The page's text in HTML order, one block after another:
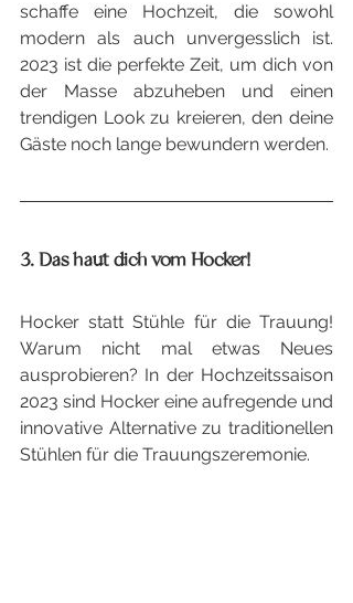
schaffe eine Hochzeit, die sowohl
modern als auch unvergesslich ist.
2023 ist die perfekte Zeit, um dich von
der Masse abzuheben und einen
trendigen Look zu kreieren, den deine
Gäste noch lange bewundern werden.
3. Das haut dich vom Hocker!
Hocker statt Stühle für die Trauung!
Warum nicht mal etwas Neues
ausprobieren? In der Hochzeitssaison
2023 sind Hocker eine aufregende und
innovative Alternative zu traditionellen
Stühlen für die Trauungszeremonie.